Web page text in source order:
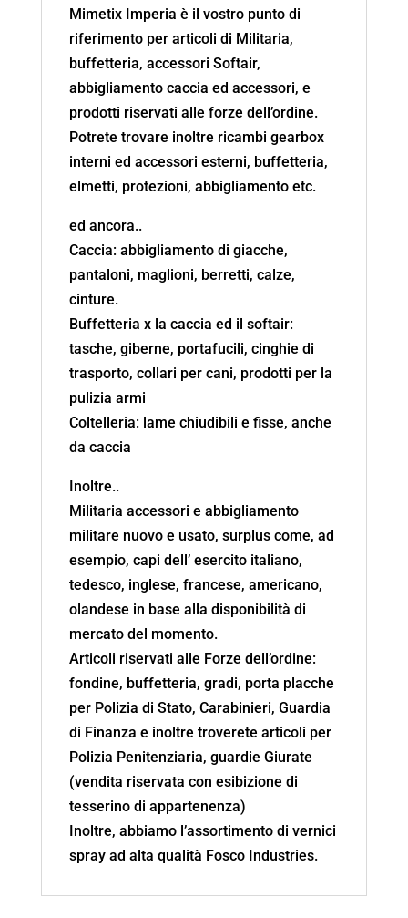
Mimetix Imperia è il vostro punto di
riferimento per articoli di Militaria,
buffetteria, accessori Softair,
abbigliamento caccia ed accessori, e
prodotti riservati alle forze dell’ordine.
Potrete trovare inoltre ricambi gearbox
interni ed accessori esterni, buffetteria,
elmetti, protezioni, abbigliamento etc.
ed ancora..
Caccia: abbigliamento di giacche,
pantaloni, maglioni, berretti, calze,
cinture.
Buffetteria x la caccia ed il softair:
tasche, giberne, portafucili, cinghie di
trasporto, collari per cani, prodotti per la
pulizia armi
Coltelleria: lame chiudibili e fisse, anche
da caccia
Inoltre..
Militaria accessori e abbigliamento
militare nuovo e usato, surplus come, ad
esempio, capi dell’ esercito italiano,
tedesco, inglese, francese, americano,
olandese in base alla disponibilità di
mercato del momento.
Articoli riservati alle Forze dell’ordine:
fondine, buffetteria, gradi, porta placche
per Polizia di Stato, Carabinieri, Guardia
di Finanza e inoltre troverete articoli per
Polizia Penitenziaria, guardie Giurate
(vendita riservata con esibizione di
tesserino di appartenenza)
Inoltre, abbiamo l’assortimento di vernici
spray ad alta qualità Fosco Industries.